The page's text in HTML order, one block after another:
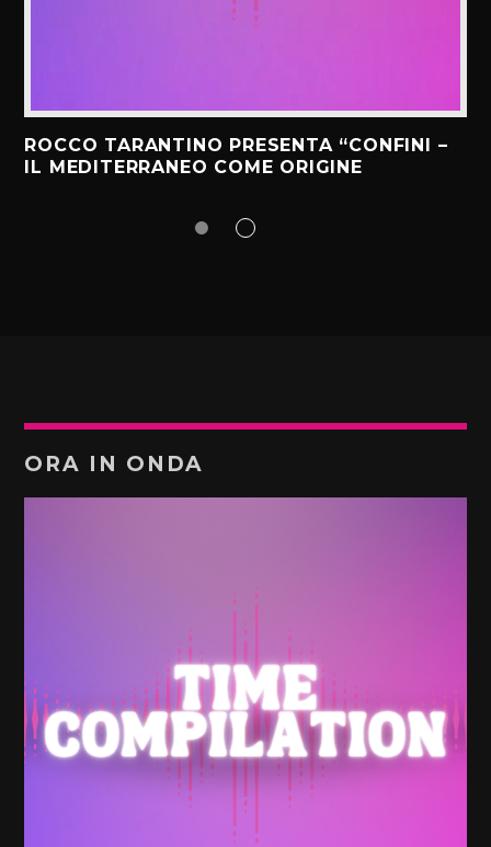
ROCCO TARANTINO PRESENTA “CONFINI –
IL MEDITERRANEO COME ORIGINE
ORA IN ONDA